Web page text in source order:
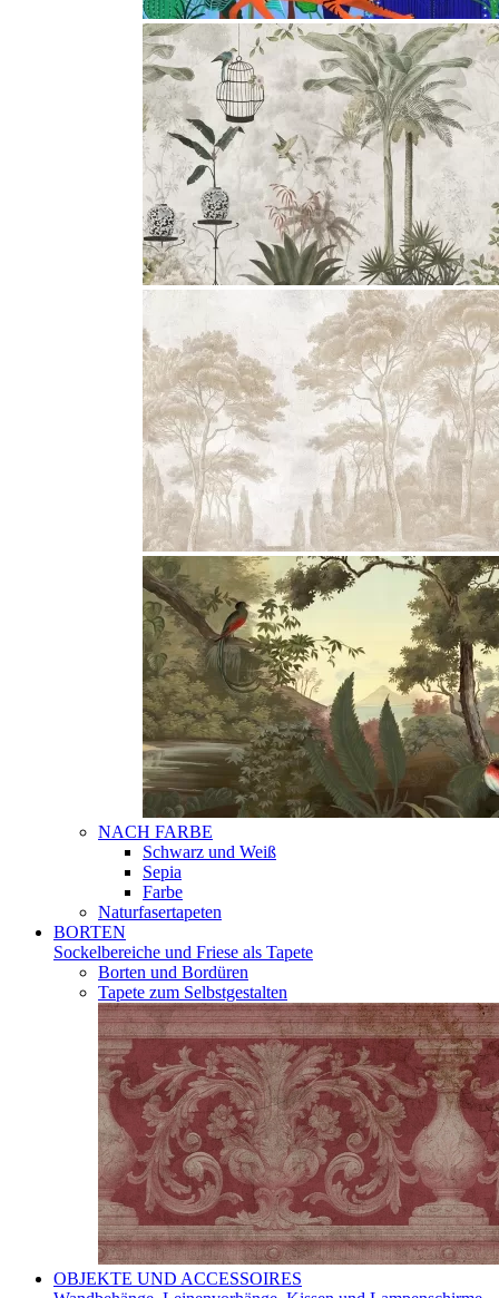
NACH FARBE
Schwarz und Weiß
Sepia
Farbe
Naturfasertapeten
BORTEN
Sockelbereiche und Friese als Tapete
Borten und Bordüren
Tapete zum Selbstgestalten
OBJEKTE UND ACCESSOIRES